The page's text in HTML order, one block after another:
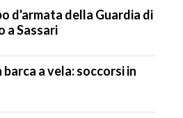
d'armata della Guardia di
a Sassari
a vela: soccorsi in